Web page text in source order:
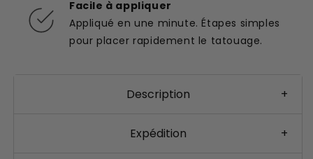
Facile à appliquer
Appliqué en une minute. Étapes simples
pour placer rapidement le tatouage.
Description +
Expédition +